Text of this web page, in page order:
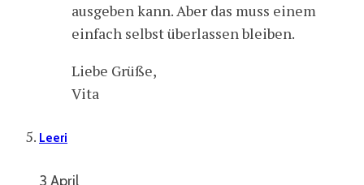
ausgeben kann. Aber das muss einem
einfach selbst überlassen bleiben.
Liebe Grüße,
Vita
Leeri
3 April